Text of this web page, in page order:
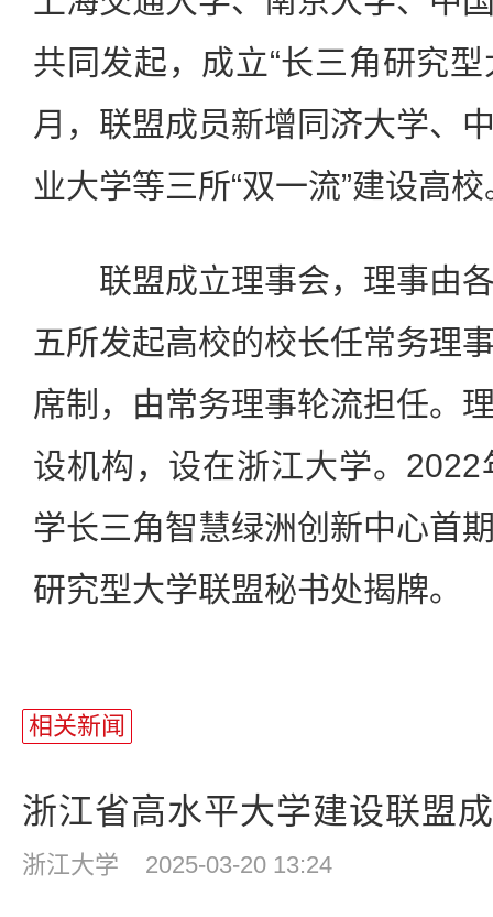
共同发起，成立“长三角研究
月，联盟成员新增同济大学、
业大学等三所“双一流”建设高校
联盟成立理事会，理事由各
五所发起高校的校长任常务理
席制，由常务理事轮流担任。
设机构，设在浙江大学。
学长三角智慧绿洲创新中心首
研究型大学联盟秘书处揭牌。
相关新闻
浙江省高水平大学建设联盟
浙江大学 2025-03-20 13:24